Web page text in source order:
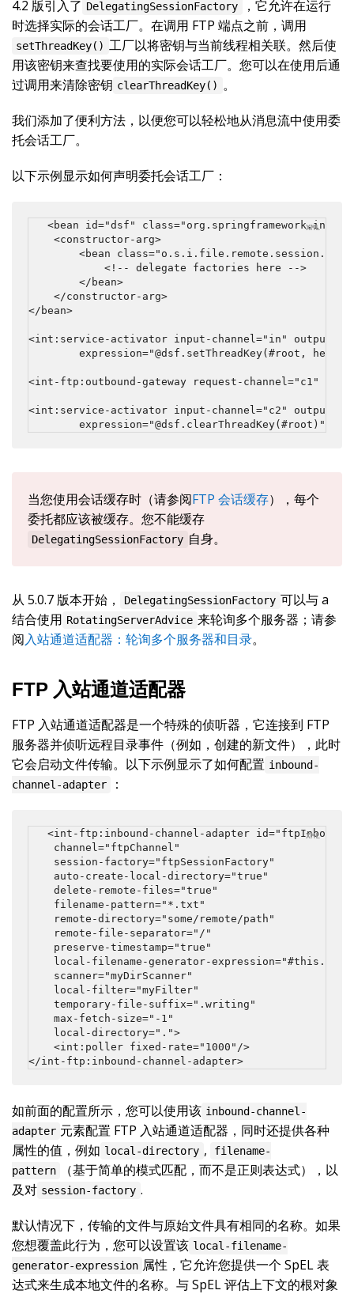
4.2 版引入了 DelegatingSessionFactory
，它允许在运行
时选择实际的会话工厂。在调用 FTP 端点之前，调用
setThreadKey() 工厂以将密钥与当前线程相关联。然后使
用该密钥来查找要使用的实际会话工厂。您可以在使用后通
过调用来清除密钥 clearThreadKey() 。
我们添加了便利方法，以便您可以轻松地从消息流中使用委
托会话工厂。
以下示例显示如何声明委托会话工厂：
<bean id="dsf"
    <constructor-arg>
<bean
            <!-- delegate factories here -->
        </bean>
    </constructor-arg>
</bean>
<int:service-activator input-channel="in" output-
expression="@dsf.setThreadKey(#root,
<int-ftp:outbound-gateway request-channel="c1"
<int:service-activator input-channel="c2" output-
        expression="@dsf.clearThreadKey(#root)" />
当您使用会话缓存时（请参阅FTP 会话缓存），每个
委托都应该被缓存。您不能缓存
DelegatingSessionFactory 自身。
从 5.0.7 版本开始， DelegatingSessionFactory 可以与 a
结合使用 RotatingServerAdvice 来轮询多个服务器；请参
阅入站通道适配器：轮询多个服务器和目录。
FTP 入站通道适配器
FTP 入站通道适配器是一个特殊的侦听器，它连接到 FTP
服务器并侦听远程目录事件（例如，创建的新文件），此时
它会启动文件传输。以下示例显示了如何配置 inbound-
channel-adapter
：
<int-ftp:inbound-channel-adapter id="ftpInbound"
    channel="ftpChannel"
    session-factory="ftpSessionFactory"
    auto-create-local-directory="true"
    delete-remote-files="true"
    filename-pattern="*.txt"
    remote-directory="some/remote/path"
    remote-file-separator="/"
    preserve-timestamp="true"
local-filename-generator-
    scanner="myDirScanner"
    local-filter="myFilter"
    temporary-file-suffix=".writing"
    max-fetch-size="-1"
    local-directory=".">
    <int:poller fixed-rate="1000"/>
</int-ftp:inbound-channel-adapter>
如前面的配置所示，您可以使用该 inbound-channel-
adapter 元素配置 FTP 入站通道适配器，同时还提供各种
属性的值，例如 local-directory ,
filename-
pattern
（基于简单的模式匹配，而不是正则表达式），以
及对 session-factory .
默认情况下，传输的文件与原始文件具有相同的名称。如果
您想覆盖此行为，您可以设置该 local-filename-
generator-expression 属性，它允许您提供一个 SpEL 表
达式来生成本地文件的名称。与 SpEL 评估上下文的根对象